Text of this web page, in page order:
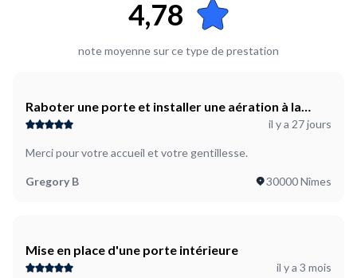
4,78
note moyenne sur ce type de prestation
Raboter une porte et installer une aération à la
fenêtre de salle de bain
il y a 27 jours
Merci pour votre accueil et votre gentillesse.
Gregory B 30000 Nîmes
Mise en place d'une porte intérieure
il y a 3 mois